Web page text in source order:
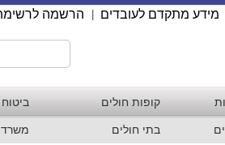
מידע מתקדם לעובדים הרשמה
קופות חולים
בתי חולים